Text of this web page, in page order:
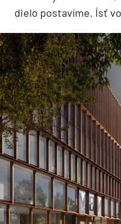
dielo postavíme. Ísť